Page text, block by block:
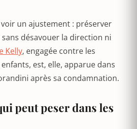
un ajustement : préserver
sans désavouer la direction ni
Kelly, engagée contre les
est, elle, apparue dans
après sa condamnation.
peut peser dans les